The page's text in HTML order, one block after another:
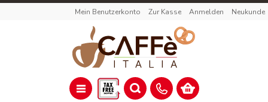
Mein Benutzerkonto Zur Kasse Anmelden Neukunde